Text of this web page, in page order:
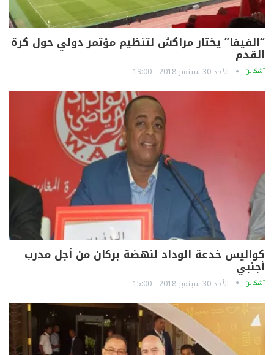
“الفيفا” يختار مراكش لتنظيم مؤتمر دولي حول كرة
القدم
آشكاين الأحد 30 سبتمبر 2018 - 19:00
كواليس خدعة الوداد لنهضة بركان من أجل مدرب
أجنبي
آشكاين الأحد 30 سبتمبر 2018 - 15:00